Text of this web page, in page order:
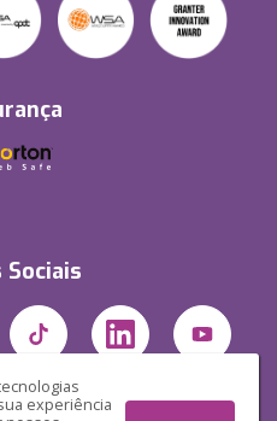
experiência
Sociais